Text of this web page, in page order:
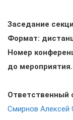
Заседание
Формат:
Номер
до мероприятия.
Ответственный
Смирнов Алексей